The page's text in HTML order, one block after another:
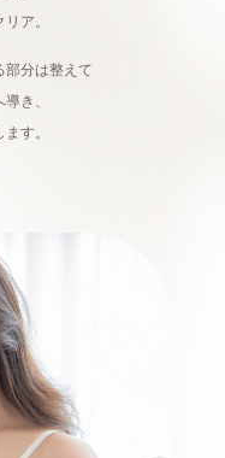
ア。
部分は整えて
き、
す。